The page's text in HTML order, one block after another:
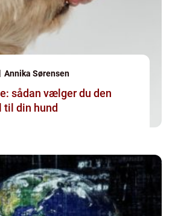
Annika Sørensen
sådan vælger du den
til din hund